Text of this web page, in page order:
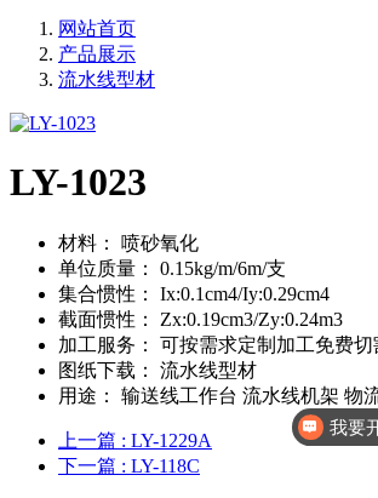
网站首页
产品展示
流水线型材
LY-1023
材料：
喷砂氧化
单位质量：
0.15kg/m/6m/支
集合惯性：
Ix:0.1cm4/Iy:0.29cm4
截面惯性：
Zx:0.19cm3/Zy:0.24m3
加工服务：
可按需求定制加工免费切
图纸下载：
流水线型材
用途：
输送线工作台 流水线机架 物
上一篇 : LY-1229A
下一篇 : LY-118C